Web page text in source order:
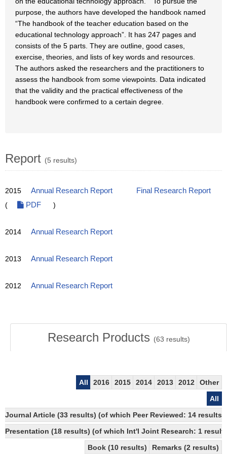
purpose, the authors have developed the handbook named
“The handbook of the teacher education based on the
educational technology approach”. It has 247 pages and
consists of the 5 parts. They are outline, good cases,
exercise, theories, and lists of key words and resources.
The authors asked the researchers and the practitioners to
assess the handbook from some viewpoints. Data indicated
that the validity and the practical effectiveness of the
handbook were confirmed to a certain degree.
Report (5 results)
2015 Annual Research Report
Final Research Report
(
PDF )
2014 Annual Research Report
2013 Annual Research Report
2012 Annual Research Report
Research Products (63 results)
All 2016 2015 2014 2013 2012
Other
All
Journal Article (33 results) (of which Peer Reviewed: 14
Presentation (18 results) (of which Int'l Joint Research: 1
Book (10 results)
Remarks (2 results)